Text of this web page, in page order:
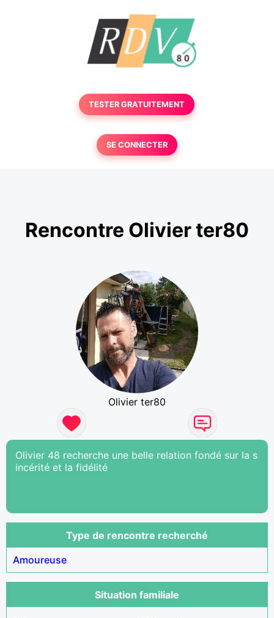
TESTER GRATUITEMENT
SE CONNECTER
Rencontre Olivier ter80
Olivier ter80
Olivier 48 recherche une belle relation fondé sur la s
incérité et la fidélité
Type de rencontre recherché
Amoureuse
Situation familiale